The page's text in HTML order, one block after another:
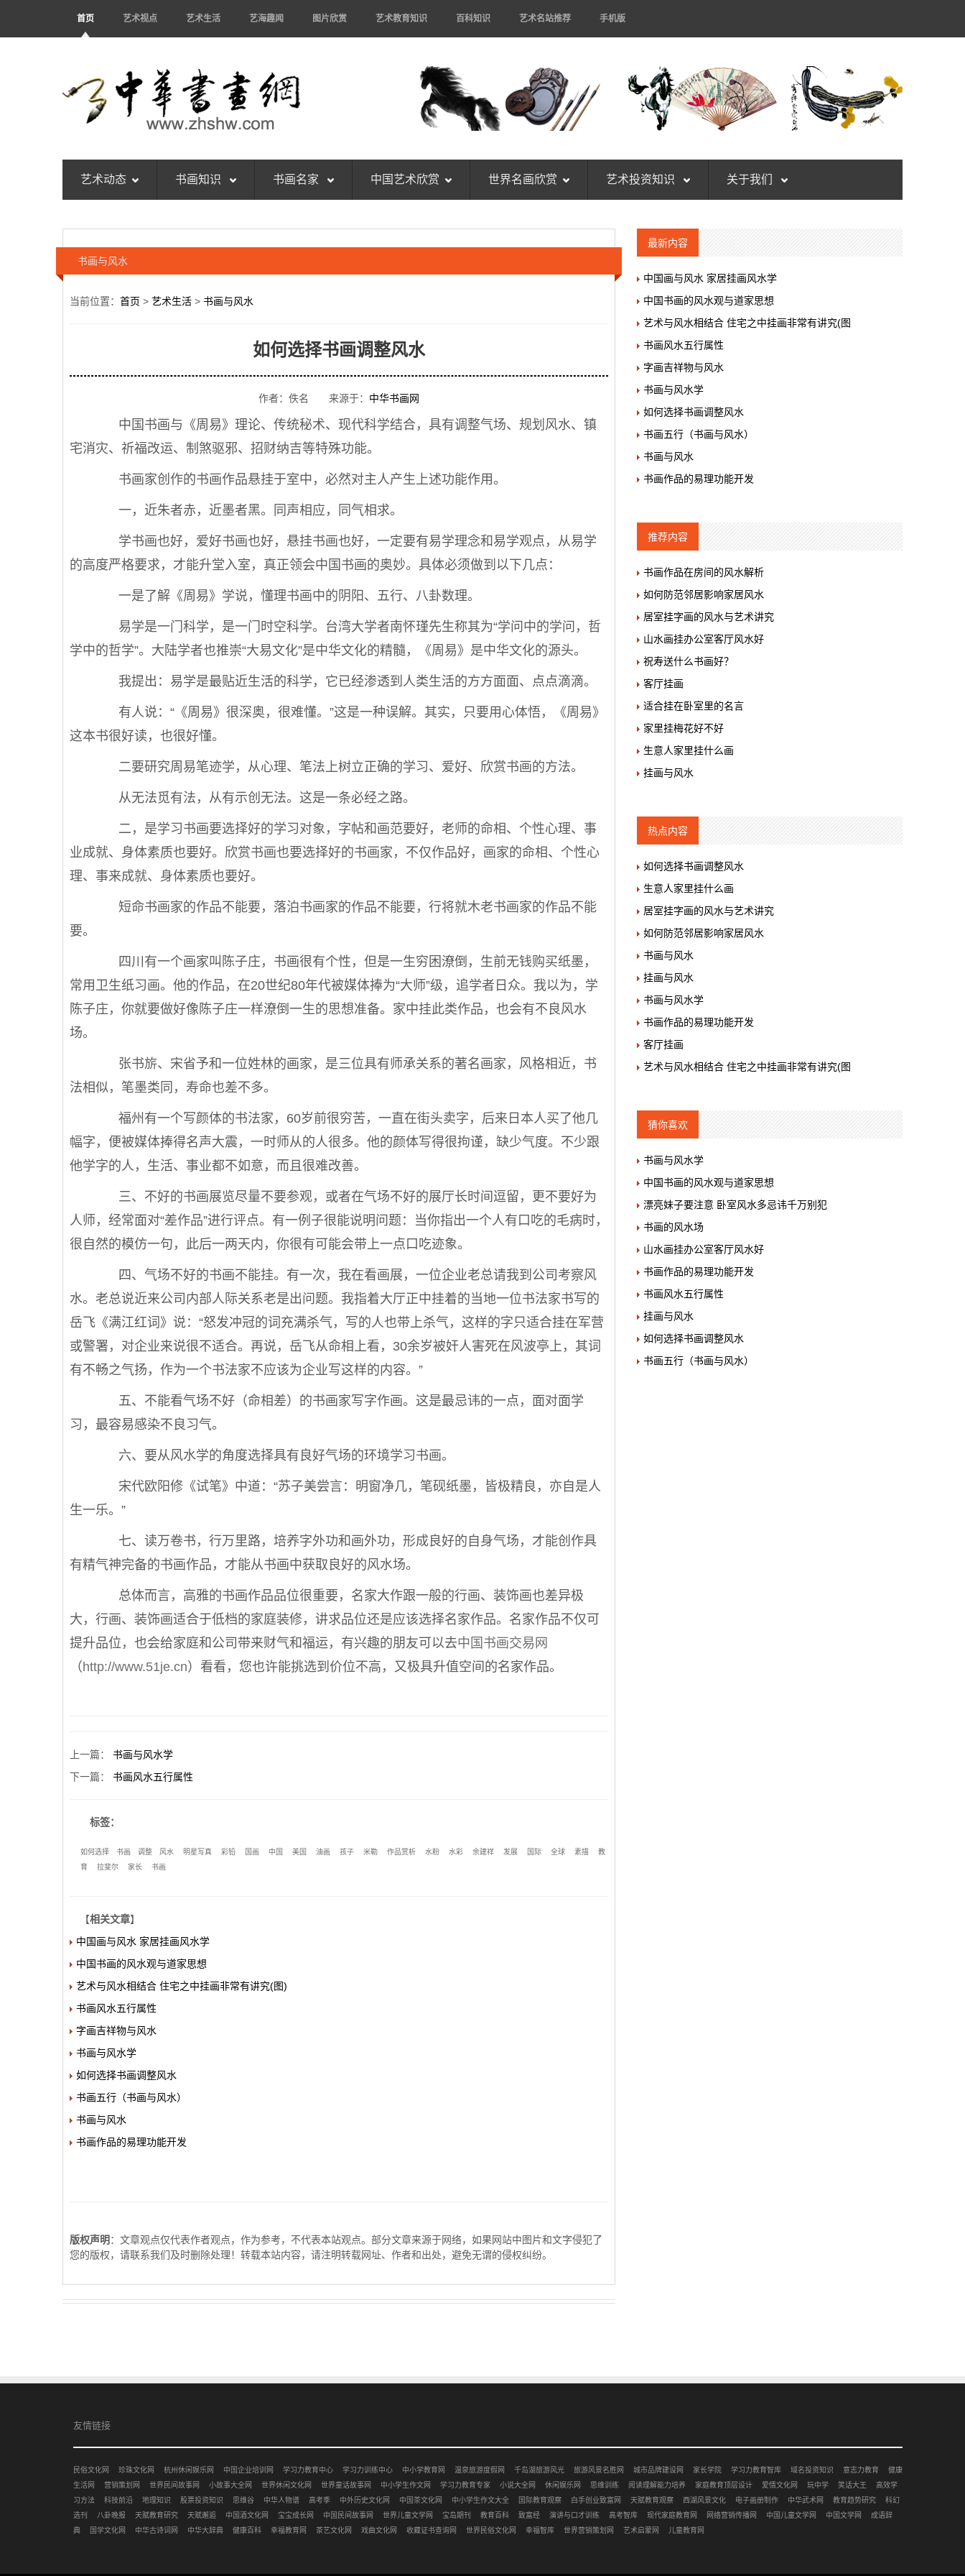
首页 艺术视点 艺术生活 艺海趣闻 图片欣赏 艺术教育知识 百科知识 艺术名站推荐 手机版
艺术动态 书画知识 书画名家 中国艺术欣赏 世界名画欣赏 艺术投资知识 关于我们
书画与风水
当前位置： 首页 > 艺术生活 > 书画与风水
如何选择书画调整风水
作者：佚名 来源于： 中华书画网
中国书画与《周易》理论、传统秘术、现代科学结合，具有调整气场、规划风水、镇
宅消灾、祈福改运、制煞驱邪、招财纳吉等特殊功能。
书画家创作的书画作品悬挂于室中，必然对主人产生上述功能作用。
一，近朱者赤，近墨者黑。同声相应，同气相求。
学书画也好，爱好书画也好，悬挂书画也好，一定要有易学理念和易学观点，从易学
的高度严格要求，才能升堂入室，真正领会中国书画的奥妙。具体必须做到以下几点：
一是了解《周易》学说，懂理书画中的阴阳、五行、八卦数理。
易学是一门科学，是一门时空科学。台湾大学者南怀瑾先生称其为“学问中的学问，哲
学中的哲学”。大陆学者也推崇“大易文化”是中华文化的精髓，《周易》是中华文化的源头。
我提出：易学是最贴近生活的科学，它已经渗透到人类生活的方方面面、点点滴滴。
有人说：“《周易》很深奥，很难懂。”这是一种误解。其实，只要用心体悟，《周易》
这本书很好读，也很好懂。
二要研究周易笔迹学，从心理、笔法上树立正确的学习、爱好、欣赏书画的方法。
从无法觅有法，从有示创无法。这是一条必经之路。
二，是学习书画要选择好的学习对象，字帖和画范要好，老师的命相、个性心理、事
业成就、身体素质也要好。欣赏书画也要选择好的书画家，不仅作品好，画家的命相、个性心
理、事来成就、身体素质也要好。
短命书画家的作品不能要，落泊书画家的作品不能要，行将就木老书画家的作品不能
要。
四川有一个画家叫陈子庄，书画很有个性，但是一生穷困潦倒，生前无钱购买纸墨，
常用卫生纸习画。他的作品，在20世纪80年代被媒体捧为“大师”级，追学者日众。我以为，学
陈子庄，你就要做好像陈子庄一样潦倒一生的思想准备。家中挂此类作品，也会有不良风水
场。
张书旂、宋省予和一位姓林的画家，是三位具有师承关系的著名画家，风格相近，书
法相似，笔墨类同，寿命也差不多。
福州有一个写颜体的书法家，60岁前很穷苦，一直在街头卖字，后来日本人买了他几
幅字，便被媒体捧得名声大震，一时师从的人很多。他的颜体写得很拘谨，缺少气度。不少跟
他学字的人，生活、事业都不如意，而且很难改善。
三、不好的书画展览尽量不要参观，或者在气场不好的展厅长时间逗留，更不要好为
人师，经常面对“差作品”进行评点。有一例子很能说明问题：当你指出一个人有口吃的毛病时，
很自然的模仿一句，此后一两天内，你很有可能会带上一点口吃迹象。
四、气场不好的书画不能挂。有一次，我在看画展，一位企业老总请我到公司考察风
水。老总说近来公司内部人际关系老是出问题。我指着大厅正中挂着的当地一位书法家书写的
岳飞《满江红词》说：“怒发冲冠的词充满杀气，写的人也带上杀气，这样的字只适合挂在军营
或警署，对企业来说很不适合。再说，岳飞从命相上看，30余岁被奸人害死在风波亭上，其词
有不畅之气扬，作为一个书法家不应该为企业写这样的内容。”
五、不能看气场不好（命相差）的书画家写字作画。这是最忌讳的一点，面对面学
习，最容易感染不良习气。
六、要从风水学的角度选择具有良好气场的环境学习书画。
宋代欧阳修《试笔》中道：“苏子美尝言：明窗净几，笔砚纸墨，皆极精良，亦自是人
生一乐。”
七、读万卷书，行万里路，培养字外功和画外功，形成良好的自身气场，才能创作具
有精气神完备的书画作品，才能从书画中获取良好的风水场。
总体而言，高雅的书画作品品位很重要，名家大作跟一般的行画、装饰画也差异极
大，行画、装饰画适合于低档的家庭装修，讲求品位还是应该选择名家作品。名家作品不仅可
提升品位，也会给家庭和公司带来财气和福运，有兴趣的朋友可以去中国书画交易网
（ http://www.51je.cn）看看，您也许能挑选到价位不高，又极具升值空间的名家作品。
上一篇： 书画与风水学
下一篇： 书画风水五行属性
标签：
如何选择 书画 调整 风水 明星写真 彩铅 国画 中国 美国 油画 孩子 米勒 作品赏析 水粉 水彩 余建祥 发展 国际 全球 素描
教
育
拉斐尔 家长 书画
【相关文章】
中国画与风水 家居挂画风水学
中国书画的风水观与道家思想
艺术与风水相结合 住宅之中挂画非常有讲究(图)
书画风水五行属性
字画吉祥物与风水
书画与风水学
如何选择书画调整风水
书画五行（书画与风水）
书画与风水
书画作品的易理功能开发
版权声明 ：文章观点仅代表作者观点，作为参考，不代表本站观点。部分文章来源于网络，如果网站中图片和文字侵犯了
您的版权，请联系我们及时删除处理！转载本站内容，请注明转载网址、作者和出处，避免无谓的侵权纠纷。
最新内容
中国画与风水 家居挂画风水学
中国书画的风水观与道家思想
艺术与风水相结合 住宅之中挂画非常有讲究(图
书画风水五行属性
字画吉祥物与风水
书画与风水学
如何选择书画调整风水
书画五行（书画与风水）
书画与风水
书画作品的易理功能开发
推荐内容
书画作品在房间的风水解析
如何防范邻居影响家居风水
居室挂字画的风水与艺术讲究
山水画挂办公室客厅风水好
祝寿送什么书画好？
客厅挂画
适合挂在卧室里的名言
家里挂梅花好不好
生意人家里挂什么画
挂画与风水
热点内容
如何选择书画调整风水
生意人家里挂什么画
居室挂字画的风水与艺术讲究
如何防范邻居影响家居风水
书画与风水
挂画与风水
书画与风水学
书画作品的易理功能开发
客厅挂画
艺术与风水相结合 住宅之中挂画非常有讲究(图
猜你喜欢
书画与风水学
中国书画的风水观与道家思想
漂亮妹子要注意 卧室风水多忌讳千万别犯
书画的风水场
山水画挂办公室客厅风水好
书画作品的易理功能开发
书画风水五行属性
挂画与风水
如何选择书画调整风水
书画五行（书画与风水）
友情链接
民俗文化网 珍珠文化网 杭州休闲娱乐网 中国企业培训网 学习力教育中心 学习力训练中心 中小学教育网 温泉旅游度假网 千岛湖旅游风光 旅游风景名胜网 城市品牌建设网 家长学院 学习力教育智库 域名投资知识 意志力教育
健康
生活网
营销策划网 世界民间故事网 小故事大全网 世界休闲文化网 世界童话故事网 中小学生作文网 学习力教育专家 小说大全网 休闲娱乐网 思维训练 阅读理解能力培养 家庭教育顶层设计 爱情文化网 玩中学 笑话大王
高效学
习方法
科技前沿 地理知识 股票投资知识 思维谷 中华人物谱 高考季 中外历史文化网 中国茶文化网 中小学生作文大全 国际教育观察 白手创业致富网 天赋教育观察 西湖风景文化 电子画册制作 中华武术网 教育趋势研究
科幻
选刊
八卦晚报 天赋教育研究 天赋邂逅 中国酒文化网 宝宝成长网 中国民间故事网 世界儿童文学网 宝岛期刊 教育百科 致富经 演讲与口才训练 高考智库 现代家庭教育网 网络营销传播网 中国儿童文学网 中国文学网
成语辞
典
国学文化网 中华古诗词网 中华大辞典 健康百科 幸福教育网 茶艺文化网 戏曲文化网 收藏证书查询网 世界民俗文化网 幸福智库 世界营销策划网 艺术启蒙网 儿童教育网